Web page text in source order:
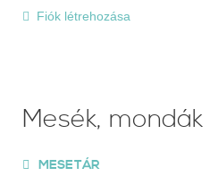
Fiók létrehozása
Mesék, mondák
MESETÁR